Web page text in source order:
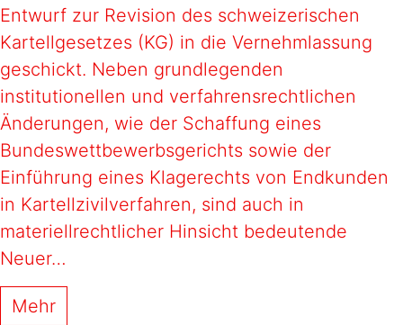
Entwurf zur Revision des schweizerischen
Kartellgesetzes (KG) in die Vernehmlassung
geschickt. Neben grundlegenden
institutionellen und verfahrensrechtlichen
Änderungen, wie der Schaffung eines
Bundeswettbewerbsgerichts sowie der
Einführung eines Klagerechts von Endkunden
in Kartellzivilverfahren, sind auch in
materiellrechtlicher Hinsicht bedeutende
Neuer…
Mehr